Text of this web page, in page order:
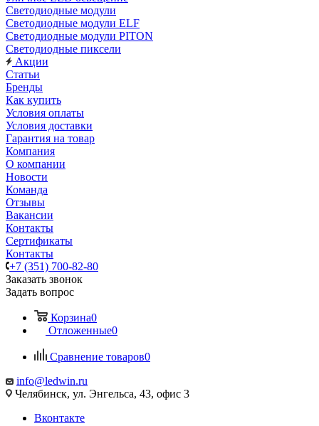
Светодиодные модули
Светодиодные модули ELF
Светодиодные модули PITON
Светодиодные пиксели
Акции
Статьи
Бренды
Как купить
Условия оплаты
Условия доставки
Гарантия на товар
Компания
О компании
Новости
Команда
Отзывы
Вакансии
Контакты
Сертификаты
Контакты
+7 (351) 700-82-80
Заказать звонок
Задать вопрос
Корзина0
Отложенные0
Сравнение товаров0
info@ledwin.ru
Челябинск, ул. Энгельса, 43, офис 3
Вконтакте